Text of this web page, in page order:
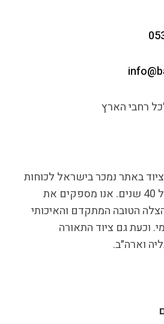
רחבי הארץ
באתר נמכר בישראל לכוחות
הבטחון וההצלה מעל 40 שנים. אנו מספקים את
הטובה המתקדם והאיכותי
וכעת גם ציוד התאורה
וארה״ב.